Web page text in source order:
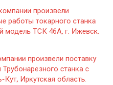
произвели
работы токарного станка
модель ТСК 46А, г. Ижевск.
произвели поставку
станка с
Кут, Иркутская область.